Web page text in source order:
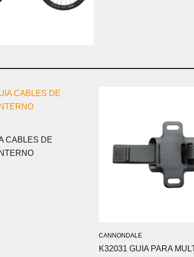
CABLES DE
CANNONDALE
K32031 GUIA PARA